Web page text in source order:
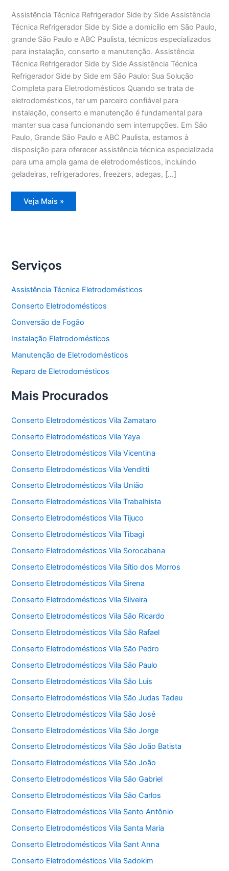
Assistência Técnica Refrigerador Side by Side Assistência
Técnica Refrigerador Side by Side a domicílio em São Paulo,
grande São Paulo e ABC Paulista, técnicos especializados
para instalação, conserto e manutenção. Assistência
Técnica Refrigerador Side by Side Assistência Técnica
Refrigerador Side by Side em São Paulo: Sua Solução
Completa para Eletrodomésticos Quando se trata de
eletrodomésticos, ter um parceiro confiável para
instalação, conserto e manutenção é fundamental para
manter sua casa funcionando sem interrupções. Em São
Paulo, Grande São Paulo e ABC Paulista, estamos à
disposição para oferecer assistência técnica especializada
para uma ampla gama de eletrodomésticos, incluindo
geladeiras, refrigeradores, freezers, adegas, […]
Assistência
Técnica
Veja Mais »
Serviços
Assistência Técnica Eletrodomésticos
Conserto Eletrodomésticos
Conversão de Fogão
Instalação Eletrodomésticos
Manutenção de Eletrodomésticos
Reparo de Eletrodomésticos
Mais Procurados
Conserto Eletrodomésticos Vila Zamataro
Conserto Eletrodomésticos Vila Yaya
Conserto Eletrodomésticos Vila Vicentina
Conserto Eletrodomésticos Vila Venditti
Conserto Eletrodomésticos Vila União
Conserto Eletrodomésticos Vila Trabalhista
Conserto Eletrodomésticos Vila Tijuco
Conserto Eletrodomésticos Vila Tibagi
Conserto Eletrodomésticos Vila Sorocabana
Conserto Eletrodomésticos Vila Sítio dos Morros
Conserto Eletrodomésticos Vila Sirena
Conserto Eletrodomésticos Vila Silveira
Conserto Eletrodomésticos Vila São Ricardo
Conserto Eletrodomésticos Vila São Rafael
Conserto Eletrodomésticos Vila São Pedro
Conserto Eletrodomésticos Vila São Paulo
Conserto Eletrodomésticos Vila São Luis
Conserto Eletrodomésticos Vila São Judas Tadeu
Conserto Eletrodomésticos Vila São José
Conserto Eletrodomésticos Vila São Jorge
Conserto Eletrodomésticos Vila São João Batista
Conserto Eletrodomésticos Vila São João
Conserto Eletrodomésticos Vila São Gabriel
Conserto Eletrodomésticos Vila São Carlos
Conserto Eletrodomésticos Vila Santo Antônio
Conserto Eletrodomésticos Vila Santa Maria
Conserto Eletrodomésticos Vila Sant Anna
Conserto Eletrodomésticos Vila Sadokim